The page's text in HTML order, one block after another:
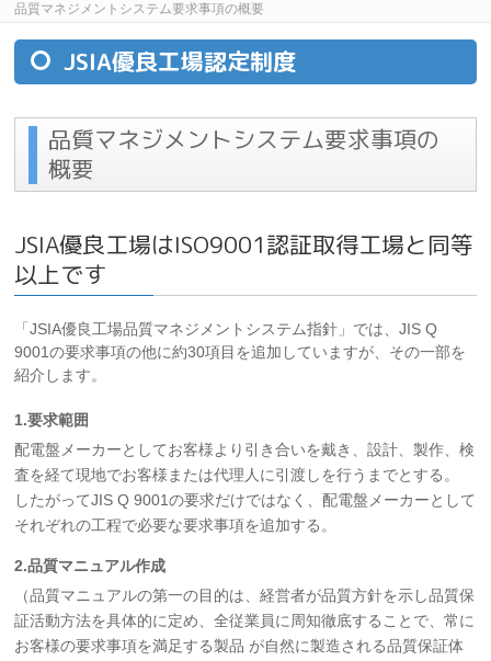
品質マネジメントシステム要求事項の概要
JSIA優良工場認定制度
品質マネジメントシステム要求事項の
概要
JSIA優良工場はISO9001認証取得工場と同等
以上です
「JSIA優良工場品質マネジメントシステム指針」では、JIS Q
9001の要求事項の他に約30項目を追加していますが、その一部を
紹介します。
1.要求範囲
配電盤メーカーとしてお客様より引き合いを戴き、設計、製作、検
査を経て現地でお客様または代理人に引渡しを行うまでとする。
したがってJIS Q 9001の要求だけではなく、配電盤メーカーとして
それぞれの工程で必要な要求事項を追加する。
2.品質マニュアル作成
（品質マニュアルの第一の目的は、経営者が品質方針を示し品質保
証活動方法を具体的に定め、全従業員に周知徹底することで、常に
お客様の要求事項を満足する製品 が自然に製造される品質保証体